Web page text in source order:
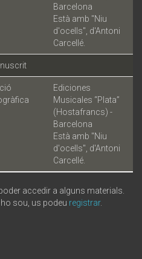
Barcelona
Està amb "Niu
d'ocells", d'Antoni
Carcellé.
Ediciones
Musicales “Plata”
(Hostafrancs) -
Barcelona
Està amb "Niu
d'ocells", d'Antoni
Carcellé.
accedir a alguns materials.
ho sou, us podeu registrar.